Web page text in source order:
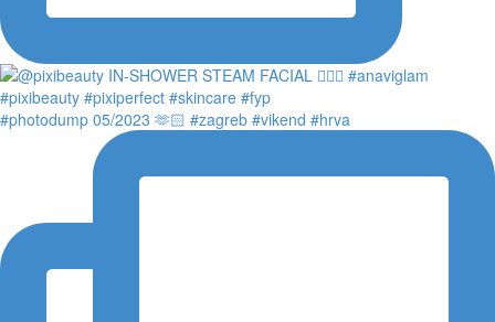
#photodump 05/2023 🫶🏻 #zagreb #vikend #hrva